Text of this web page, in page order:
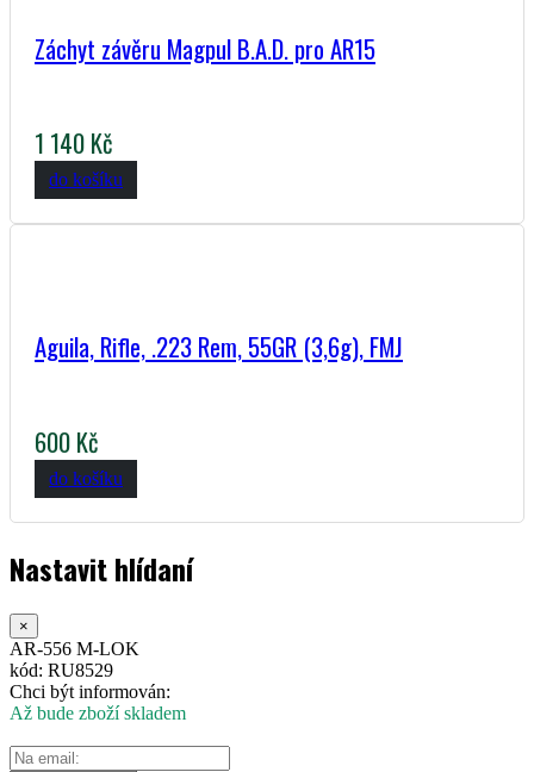
Záchyt závěru Magpul B.A.D. pro AR15
1 140 Kč
do košíku
Aguila, Rifle, .223 Rem, 55GR (3,6g), FMJ
600 Kč
do košíku
Nastavit hlídaní
×
AR-556 M-LOK
kód: RU8529
Chci být informován:
Až bude zboží skladem